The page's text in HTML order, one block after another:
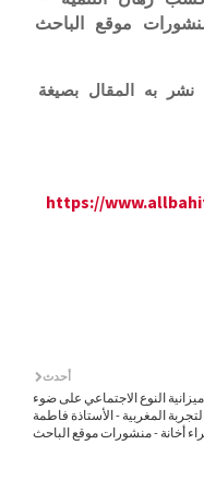
موقع الباحث
نشر به المقال بصيغة
https://
أحدث
ميزانية النوع الاجتماعي على ضوء
المغربية - الأستاذة فاطمة
أخانة - منشورات موقع الباحث